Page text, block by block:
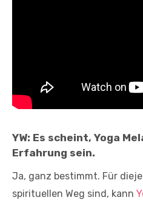
YW: Es scheint, Yoga
Erfahrung sein.
Ja, ganz bestimmt. Für
spirituellen Weg sind, kann